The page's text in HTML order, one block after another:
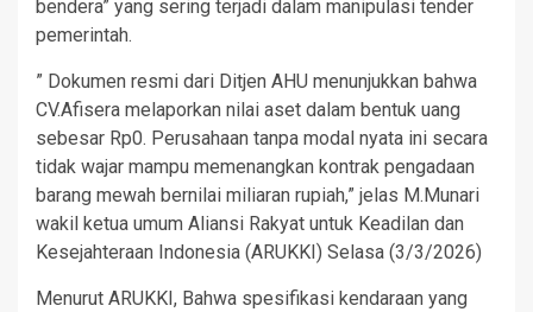
bendera” yang sering terjadi dalam manipulasi tender
pemerintah.
” Dokumen resmi dari Ditjen AHU menunjukkan bahwa
CV.Afisera melaporkan nilai aset dalam bentuk uang
sebesar Rp0. Perusahaan tanpa modal nyata ini secara
tidak wajar mampu memenangkan kontrak pengadaan
barang mewah bernilai miliaran rupiah,” jelas M.Munari
wakil ketua umum Aliansi Rakyat untuk Keadilan dan
Kesejahteraan Indonesia (ARUKKI) Selasa (3/3/2026)
Menurut ARUKKI, Bahwa spesifikasi kendaraan yang